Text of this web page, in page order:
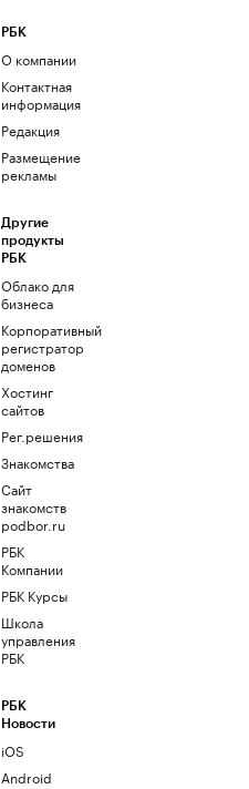
РБК
О компании
Контактная
информация
Редакция
Размещение
рекламы
Другие
продукты
РБК
Облако для
бизнеса
Корпоративный
регистратор
доменов
Хостинг
сайтов
Рег.решения
Знакомства
Сайт
знакомств
podbor.ru
РБК
Компании
РБК Курсы
Школа
управления
РБК
РБК
Новости
iOS
Android